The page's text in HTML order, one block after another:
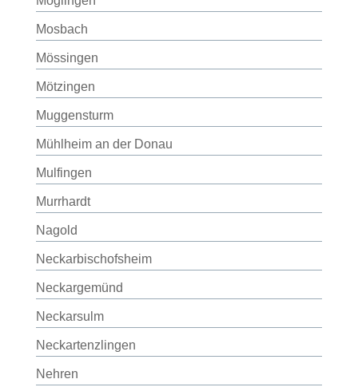
Mosbach
Mössingen
Mötzingen
Muggensturm
Mühlheim an der Donau
Mulfingen
Murrhardt
Nagold
Neckarbischofsheim
Neckargemünd
Neckarsulm
Neckartenzlingen
Nehren